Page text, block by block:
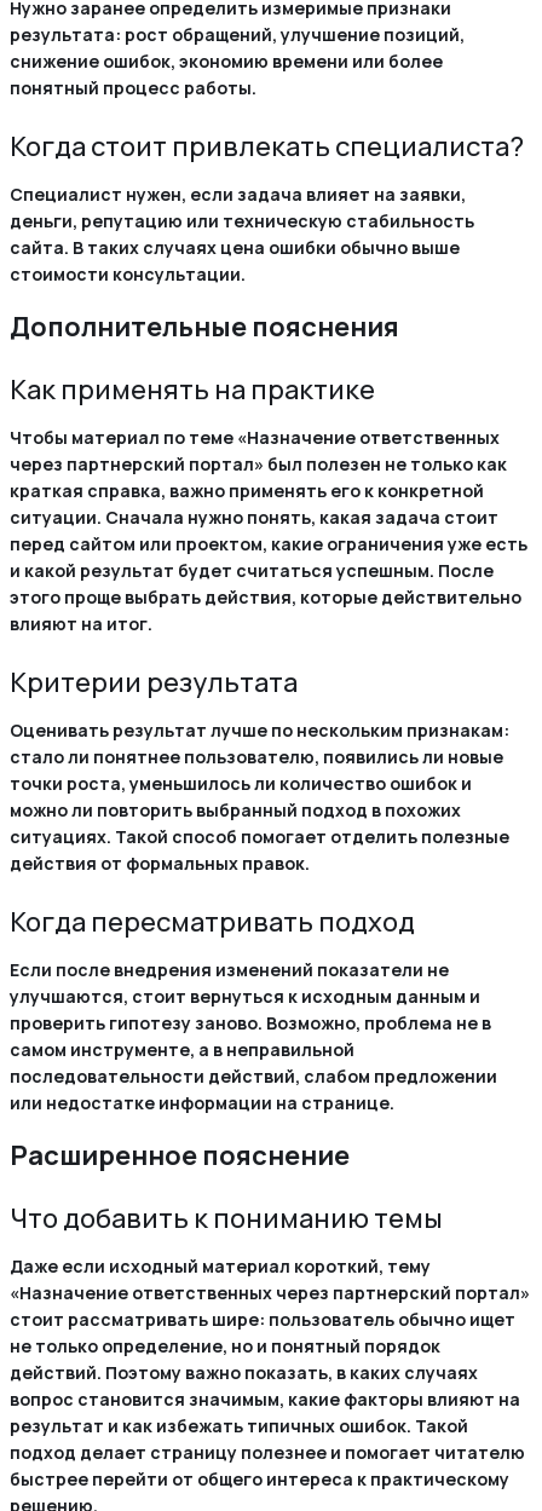
Нужно заранее определить измеримые признаки
результата: рост обращений, улучшение позиций,
снижение ошибок, экономию времени или более
понятный процесс работы.
Когда стоит привлекать специалиста?
Специалист нужен, если задача влияет на заявки,
деньги, репутацию или техническую стабильность
сайта. В таких случаях цена ошибки обычно выше
стоимости консультации.
Дополнительные пояснения
Как применять на практике
Чтобы материал по теме «Назначение ответственных
через партнерский портал» был полезен не только как
краткая справка, важно применять его к конкретной
ситуации. Сначала нужно понять, какая задача стоит
перед сайтом или проектом, какие ограничения уже есть
и какой результат будет считаться успешным. После
этого проще выбрать действия, которые действительно
влияют на итог.
Критерии результата
Оценивать результат лучше по нескольким признакам:
стало ли понятнее пользователю, появились ли новые
точки роста, уменьшилось ли количество ошибок и
можно ли повторить выбранный подход в похожих
ситуациях. Такой способ помогает отделить полезные
действия от формальных правок.
Когда пересматривать подход
Если после внедрения изменений показатели не
улучшаются, стоит вернуться к исходным данным и
проверить гипотезу заново. Возможно, проблема не в
самом инструменте, а в неправильной
последовательности действий, слабом предложении
или недостатке информации на странице.
Расширенное пояснение
Что добавить к пониманию темы
Даже если исходный материал короткий, тему
«Назначение ответственных через партнерский портал»
стоит рассматривать шире: пользователь обычно ищет
не только определение, но и понятный порядок
действий. Поэтому важно показать, в каких случаях
вопрос становится значимым, какие факторы влияют на
результат и как избежать типичных ошибок. Такой
подход делает страницу полезнее и помогает читателю
быстрее перейти от общего интереса к практическому
решению.